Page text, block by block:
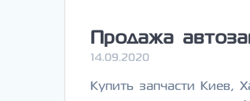
Продажа
14.09.2020
Купить запчасти Киев,